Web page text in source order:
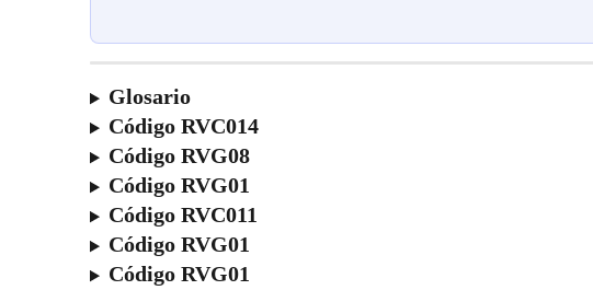
Glosario
Código RVC014
Código RVG08
Código RVG01
Código RVC011
Código RVG01
Código RVG01